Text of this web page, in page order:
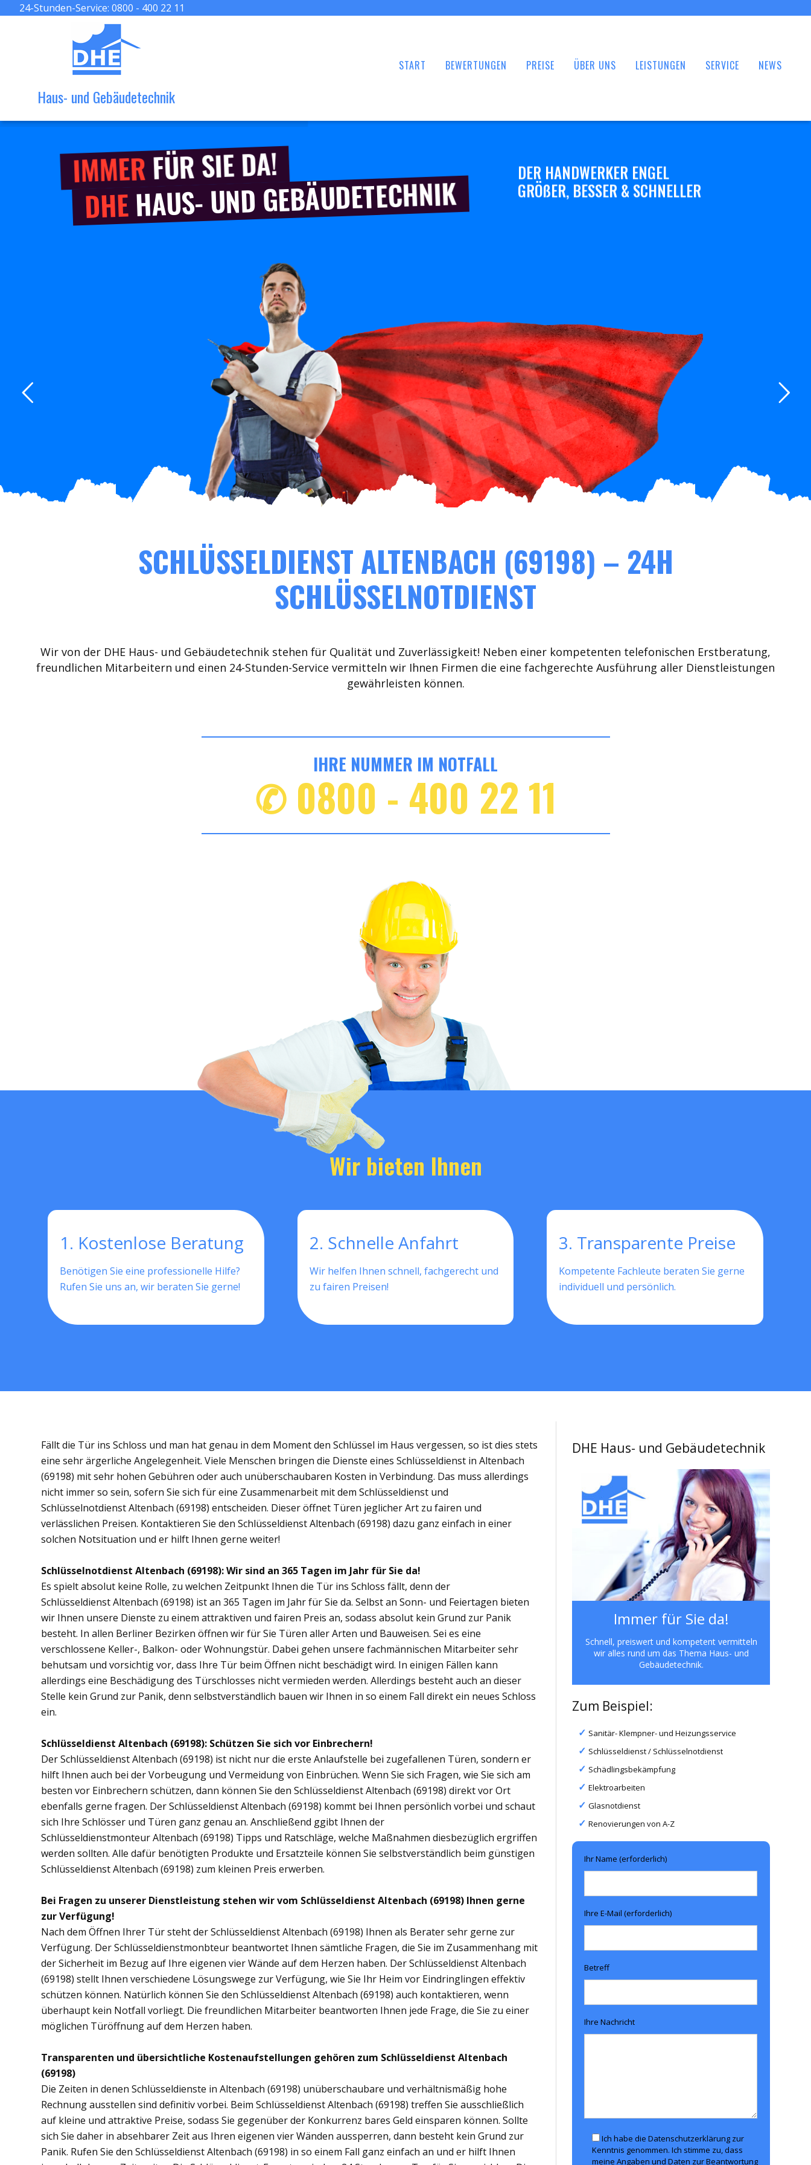
24-Stunden-Service: 0800 - 400 22 11
Haus- und Gebäudetechnik
START BEWERTUNGEN PREISE ÜBER UNS LEISTUNGEN SERVICE NEWS
IMMERFÜR SIE DA!
DHEHAUS- UND GEBÄUDETECHNIK
DER HANDWERKER ENGEL
GRÖßER, BESSER & SCHNELLER
SCHLÜSSELDIENST ALTENBACH (69198) – 24H
SCHLÜSSELNOTDIENST
Wir von der DHE Haus- und Gebäudetechnik stehen für Qualität und Zuverlässigkeit! Neben einer kompetenten telefonischen Erstberatung,
freundlichen Mitarbeitern und einen 24-Stunden-Service vermitteln wir Ihnen Firmen die eine fachgerechte Ausführung aller Dienstleistungen
gewährleisten können.
IHRE NUMMER IM NOTFALL
✆ 0800 - 400 22 11
Wir bieten Ihnen
1. Kostenlose Beratung
Benötigen Sie eine professionelle Hilfe?
Rufen Sie uns an, wir beraten Sie gerne!
2. Schnelle Anfahrt
Wir helfen Ihnen schnell, fachgerecht und
zu fairen Preisen!
3. Transparente Preise
Kompetente Fachleute beraten Sie gerne
individuell und persönlich.
DHE Haus- und Gebäudetechnik
Immer für Sie da!
Schnell, preiswert und kompetent vermitteln
wir alles rund um das Thema Haus- und
Gebäudetechnik.
Zum Beispiel:
Sanitär- Klempner- und Heizungsservice
Schlüsseldienst / Schlüsselnotdienst
Schädlingsbekämpfung
Elektroarbeiten
Glasnotdienst
Renovierungen von A-Z
Ihr Name (erforderlich)
Ihre E-Mail (erforderlich)
Betreff
Ihre Nachricht
Ich habe die Datenschutzerklärung zur
Kenntnis genommen. Ich stimme zu, dass
meine Angaben und Daten zur Beantwortung
Fällt die Tür ins Schloss und man hat genau in dem Moment den Schlüssel im Haus vergessen, so ist dies stets
eine sehr ärgerliche Angelegenheit. Viele Menschen bringen die Dienste eines Schlüsseldienst in Altenbach
(69198) mit sehr hohen Gebühren oder auch unüberschaubaren Kosten in Verbindung. Das muss allerdings
nicht immer so sein, sofern Sie sich für eine Zusammenarbeit mit dem Schlüsseldienst und
Schlüsselnotdienst Altenbach (69198) entscheiden. Dieser öffnet Türen jeglicher Art zu fairen und
verlässlichen Preisen. Kontaktieren Sie den Schlüsseldienst Altenbach (69198) dazu ganz einfach in einer
solchen Notsituation und er hilft Ihnen gerne weiter!
Schlüsselnotdienst Altenbach (69198): Wir sind an 365 Tagen im Jahr für Sie da!
Es spielt absolut keine Rolle, zu welchen Zeitpunkt Ihnen die Tür ins Schloss fällt, denn der
Schlüsseldienst Altenbach (69198) ist an 365 Tagen im Jahr für Sie da. Selbst an Sonn- und Feiertagen bieten
wir Ihnen unsere Dienste zu einem attraktiven und fairen Preis an, sodass absolut kein Grund zur Panik
besteht. In allen Berliner Bezirken öffnen wir für Sie Türen aller Arten und Bauweisen. Sei es eine
verschlossene Keller-, Balkon- oder Wohnungstür. Dabei gehen unsere fachmännischen Mitarbeiter sehr
behutsam und vorsichtig vor, dass Ihre Tür beim Öffnen nicht beschädigt wird. In einigen Fällen kann
allerdings eine Beschädigung des Türschlosses nicht vermieden werden. Allerdings besteht auch an dieser
Stelle kein Grund zur Panik, denn selbstverständlich bauen wir Ihnen in so einem Fall direkt ein neues Schloss
ein.
Schlüsseldienst Altenbach (69198): Schützen Sie sich vor Einbrechern!
Der Schlüsseldienst Altenbach (69198) ist nicht nur die erste Anlaufstelle bei zugefallenen Türen, sondern er
hilft Ihnen auch bei der Vorbeugung und Vermeidung von Einbrüchen. Wenn Sie sich Fragen, wie Sie sich am
besten vor Einbrechern schützen, dann können Sie den Schlüsseldienst Altenbach (69198) direkt vor Ort
ebenfalls gerne fragen. Der Schlüsseldienst Altenbach (69198) kommt bei Ihnen persönlich vorbei und schaut
sich Ihre Schlösser und Türen ganz genau an. Anschließend ggibt Ihnen der
Schlüsseldienstmonteur Altenbach (69198) Tipps und Ratschläge, welche Maßnahmen diesbezüglich ergriffen
werden sollten. Alle dafür benötigten Produkte und Ersatzteile können Sie selbstverständlich beim günstigen
Schlüsseldienst Altenbach (69198) zum kleinen Preis erwerben.
Bei Fragen zu unserer Dienstleistung stehen wir vom Schlüsseldienst Altenbach (69198) Ihnen gerne
zur Verfügung!
Nach dem Öffnen Ihrer Tür steht der Schlüsseldienst Altenbach (69198) Ihnen als Berater sehr gerne zur
Verfügung. Der Schlüsseldienstmonbteur beantwortet Ihnen sämtliche Fragen, die Sie im Zusammenhang mit
der Sicherheit im Bezug auf Ihre eigenen vier Wände auf dem Herzen haben. Der Schlüsseldienst Altenbach
(69198) stellt Ihnen verschiedene Lösungswege zur Verfügung, wie Sie Ihr Heim vor Eindringlingen effektiv
schützen können. Natürlich können Sie den Schlüsseldienst Altenbach (69198) auch kontaktieren, wenn
überhaupt kein Notfall vorliegt. Die freundlichen Mitarbeiter beantworten Ihnen jede Frage, die Sie zu einer
möglichen Türöffnung auf dem Herzen haben.
Transparenten und übersichtliche Kostenaufstellungen gehören zum Schlüsseldienst Altenbach
(69198)
Die Zeiten in denen Schlüsseldienste in Altenbach (69198) unüberschaubare und verhältnismäßig hohe
Rechnung ausstellen sind definitiv vorbei. Beim Schlüsseldienst Altenbach (69198) treffen Sie ausschließlich
auf kleine und attraktive Preise, sodass Sie gegenüber der Konkurrenz bares Geld einsparen können. Sollte
sich Sie daher in absehbarer Zeit aus Ihren eigenen vier Wänden aussperren, dann besteht kein Grund zur
Panik. Rufen Sie den Schlüsseldienst Altenbach (69198) in so einem Fall ganz einfach an und er hilft Ihnen